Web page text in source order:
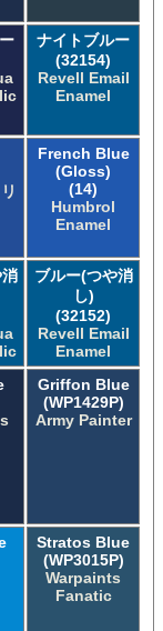
ナイトブルー
(32154)
Revell Email
Enamel
French Blue
(Gloss)
(14)
Humbrol
Enamel
ブルー(つや消
し)
(32152)
Revell Email
Enamel
Griffon Blue
(WP1429P)
Army Painter
Stratos Blue
(WP3015P)
Warpaints
Fanatic